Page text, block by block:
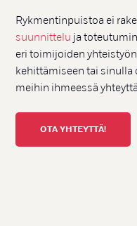
Rykmentinpuistoa ei
suunnittelu ja
eri toimijoiden
kehittämiseen tai sinulla
meihin ihmeessä
OTA YHTEYTTÄ!